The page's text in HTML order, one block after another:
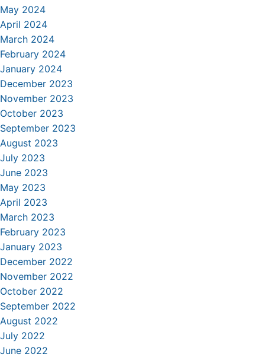
May 2024
April 2024
March 2024
February 2024
January 2024
December 2023
November 2023
October 2023
September 2023
August 2023
July 2023
June 2023
May 2023
April 2023
March 2023
February 2023
January 2023
December 2022
November 2022
October 2022
September 2022
August 2022
July 2022
June 2022